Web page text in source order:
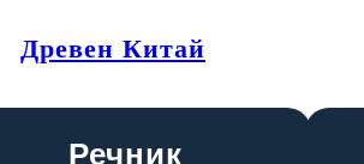
Древен Китай
Речник